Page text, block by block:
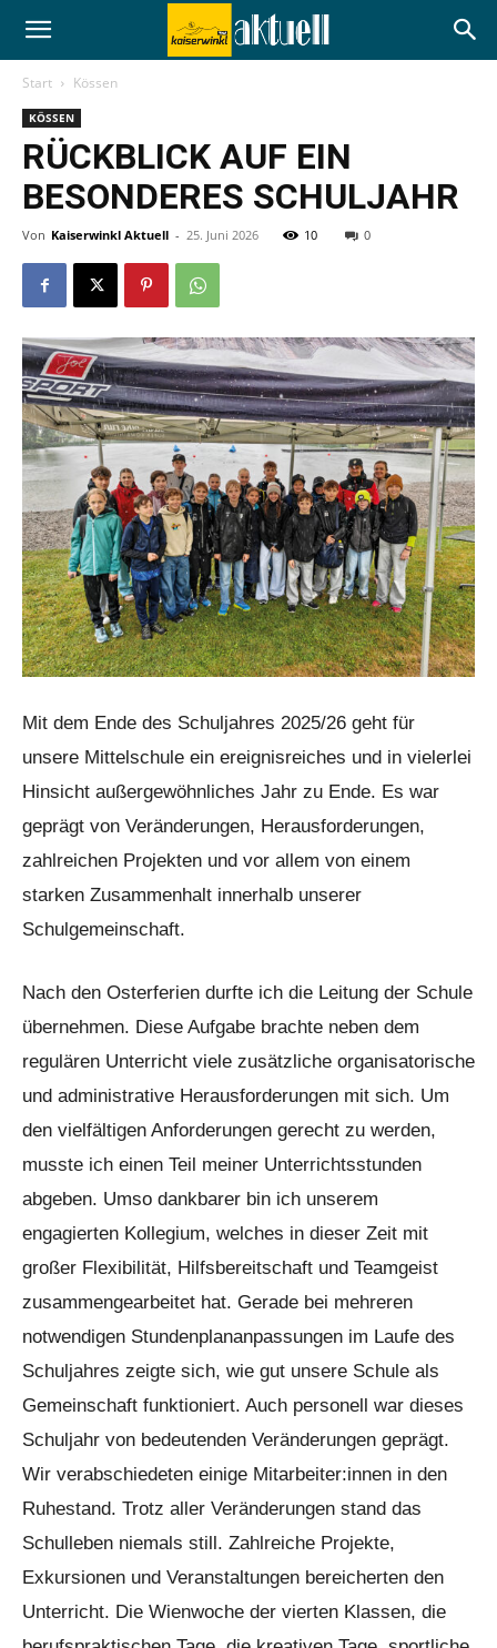
Start Kössen
KÖSSEN
RÜCKBLICK AUF EIN
BESONDERES SCHULJAHR
Von Kaiserwinkl Aktuell - 25. Juni 2026 10 0
Mit dem Ende des Schuljahres 2025/26 geht für
unsere Mittelschule ein ereignisreiches und in vielerlei
Hinsicht außergewöhnliches Jahr zu Ende. Es war
geprägt von Veränderungen, Herausforderungen,
zahlreichen Projekten und vor allem von einem
starken Zusammenhalt innerhalb unserer
Schulgemeinschaft.
Nach den Osterferien durfte ich die Leitung der Schule
übernehmen. Diese Aufgabe brachte neben dem
regulären Unterricht viele zusätzliche organisatorische
und administrative Herausforderungen mit sich. Um
den vielfältigen Anforderungen gerecht zu werden,
musste ich einen Teil meiner Unterrichtsstunden
abgeben. Umso dankbarer bin ich unserem
engagierten Kollegium, welches in dieser Zeit mit
großer Flexibilität, Hilfsbereitschaft und Teamgeist
zusammengearbeitet hat. Gerade bei mehreren
notwendigen Stundenplananpassungen im Laufe des
Schuljahres zeigte sich, wie gut unsere Schule als
Gemeinschaft funktioniert. Auch personell war dieses
Schuljahr von bedeutenden Veränderungen geprägt.
Wir verabschiedeten einige Mitarbeiter:innen in den
Ruhestand. Trotz aller Veränderungen stand das
Schulleben niemals still. Zahlreiche Projekte,
Exkursionen und Veranstaltungen bereicherten den
Unterricht. Die Wienwoche der vierten Klassen, die